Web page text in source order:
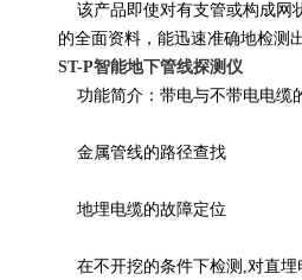
该产品即使对有支管或构成网
的全面资料，能迅速准确地检测
ST-P智能地下管线探测仪
功能简介：带电与不带电电缆
金属管线的路径查找
地埋电缆的故障定位
在不开挖的条件下检测,对直埋